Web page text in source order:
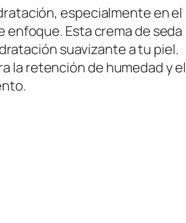
especialmente en el
enfoque. Esta crema de seda
suavizante a tu piel.
la retención de humedad y el